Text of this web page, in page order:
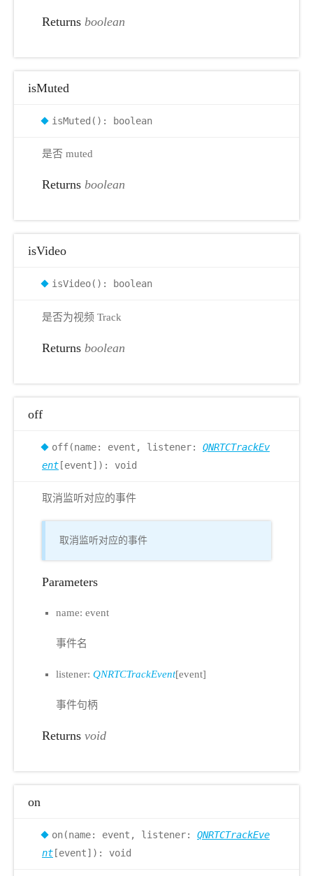
Returns boolean
isMuted
isMuted(): boolean
是否 muted
Returns boolean
isVideo
isVideo(): boolean
是否为视频 Track
Returns boolean
off
off(name: event, listener: QNRTCTrackEv
ent[event]): void
取消监听对应的事件
取消监听对应的事件
Parameters
name: event
事件名
listener: QNRTCTrackEvent[event]
事件句柄
Returns void
on
on(name: event, listener: QNRTCTrackEve
nt [event]): void